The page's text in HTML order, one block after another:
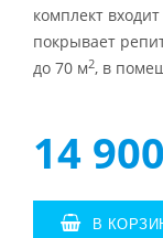
комплект
покрывает
до 70 м2, в
14 900
В